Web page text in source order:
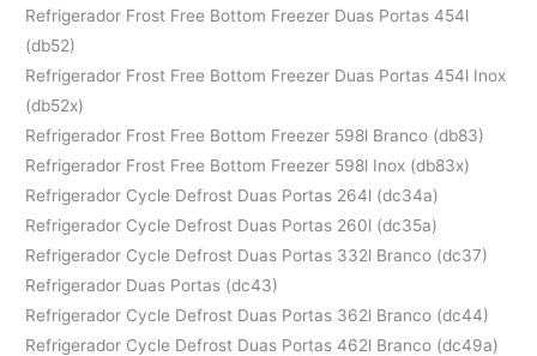
Refrigerador Frost Free Bottom Freezer Duas Portas 454l
(db52)
Refrigerador Frost Free Bottom Freezer Duas Portas 454l Inox
(db52x)
Refrigerador Frost Free Bottom Freezer 598l Branco (db83)
Refrigerador Frost Free Bottom Freezer 598l Inox (db83x)
Refrigerador Cycle Defrost Duas Portas 264l (dc34a)
Refrigerador Cycle Defrost Duas Portas 260l (dc35a)
Refrigerador Cycle Defrost Duas Portas 332l Branco (dc37)
Refrigerador Duas Portas (dc43)
Refrigerador Cycle Defrost Duas Portas 362l Branco (dc44)
Refrigerador Cycle Defrost Duas Portas 462l Branco (dc49a)